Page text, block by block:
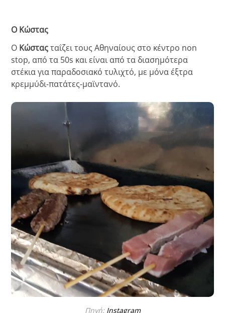
Ο Κώστας
Ο Κώσταςταΐζει τους Αθηναίους στο κέντρο non
stop, από τα 50s και είναι από τα διασημότερα
στέκια για παραδοσιακό τυλιχτό, με μόνα έξτρα
κρεμμύδι-πατάτες-μαϊντανό.
Πηγή: Instagram